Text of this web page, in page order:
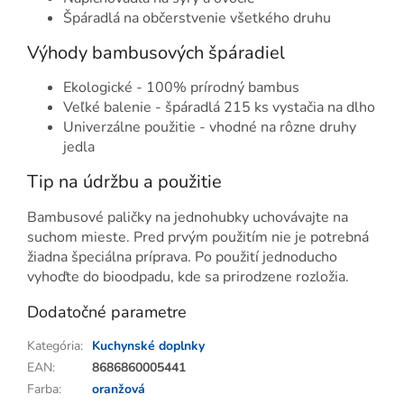
Špáradlá na občerstvenie všetkého druhu
Výhody bambusových špáradiel
Ekologické - 100% prírodný bambus
Veľké balenie - špáradlá 215 ks vystačia na dlho
Univerzálne použitie - vhodné na rôzne druhy
jedla
Tip na údržbu a použitie
Bambusové paličky na jednohubky uchovávajte na
suchom mieste. Pred prvým použitím nie je potrebná
žiadna špeciálna príprava. Po použití jednoducho
vyhoďte do bioodpadu, kde sa prirodzene rozložia.
Dodatočné parametre
Kategória: Kuchynské doplnky
EAN:
8686860005441
Farba: oranžová